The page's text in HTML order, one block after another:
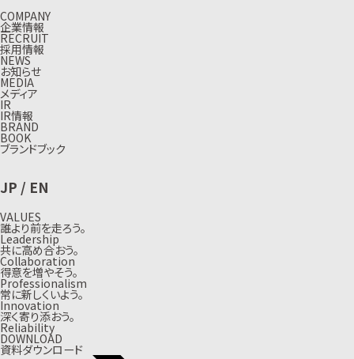
COMPANY
企業情報
RECRUIT
採用情報
NEWS
お知らせ
MEDIA
メディア
IR
IR情報
BRAND
BOOK
ブランドブック
JP / EN
VALUES
誰より前を走ろう。
Leadership
共に高め合おう。
Collaboration
得意を増やそう。
Professionalism
常に新しくいよう。
Innovation
深く寄り添おう。
Reliability
DOWNLOAD
資料ダウンロード